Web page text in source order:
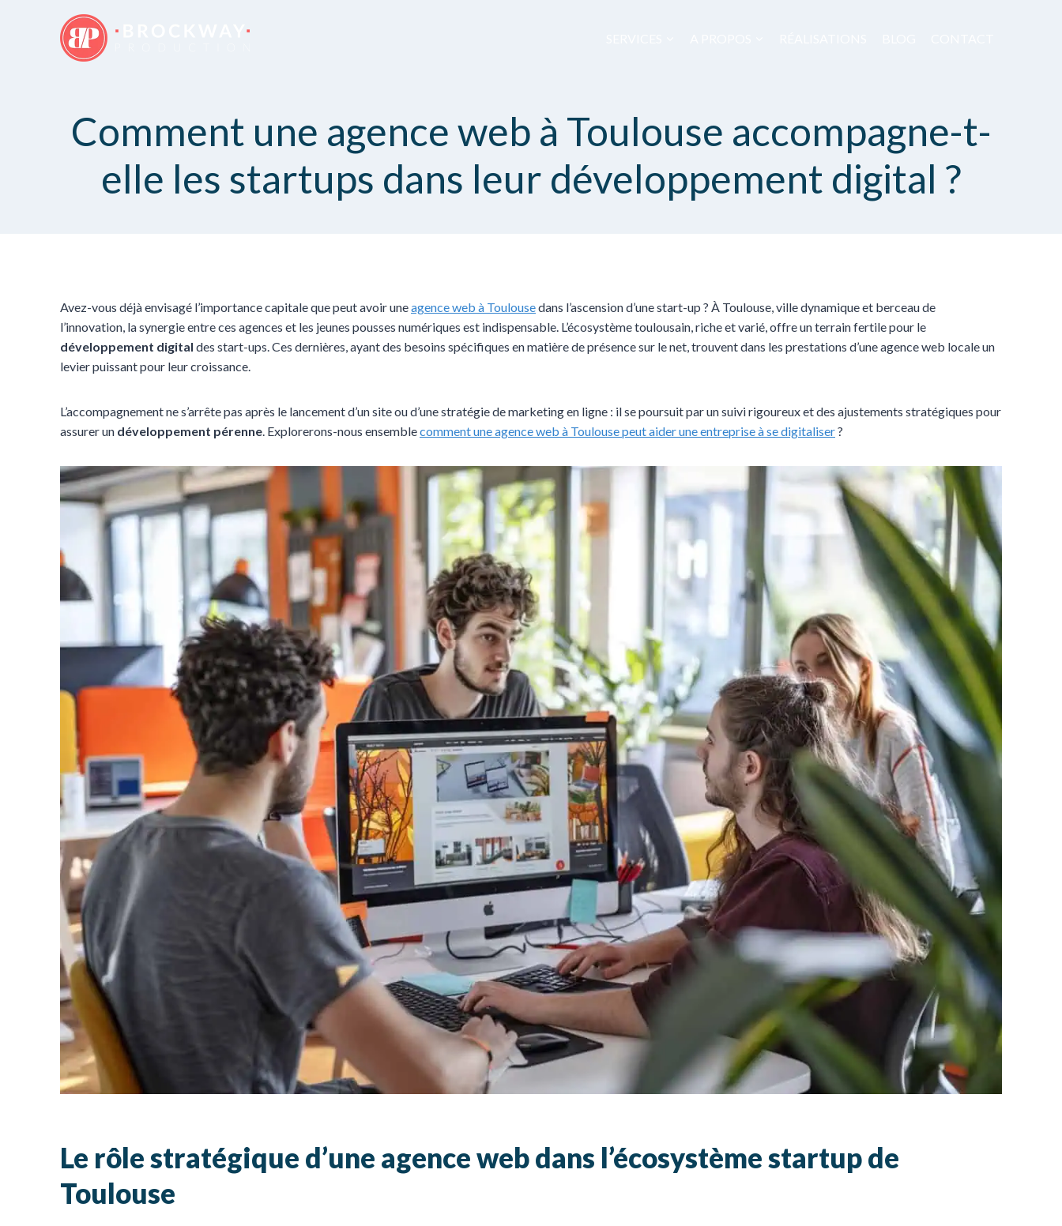
Comment une agence web à Toulouse accompagne-t-
elle les startups dans leur développement digital ?
Avez-vous déjà envisagé l’importance capitale que peut avoir uneagence web à Toulousedans l’ascension d’une start-up ? À Toulouse, ville dynamique et berceau de
l’innovation, la synergie entre ces agences et les jeunes pousses numériques est indispensable. L’écosystème toulousain, riche et varié, offre un terrain fertile pour le
développement digital des start-ups. Ces dernières, ayant des besoins spécifiques en matière de présence sur le net, trouvent dans les prestations d’une agence web locale un
levier puissant pour leur croissance.
L’accompagnement ne s’arrête pas après le lancement d’un site ou d’une stratégie de marketing en ligne : il se poursuit par un suivi rigoureux et des ajustements stratégiques pour
assurer un développement pérenne. Explorerons-nous ensemblecomment une agence web à Toulouse peut aider une entreprise à se digitaliser?
Le rôle stratégique d’une agence web dans l’écosystème startup de
Toulouse